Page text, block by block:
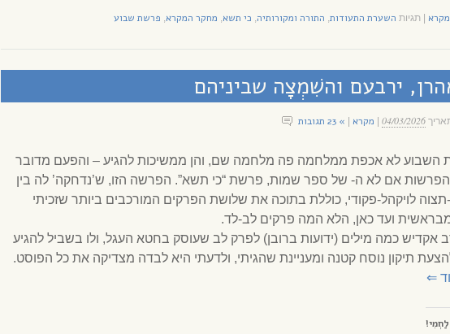
מקרא תגיות השערת התעודות, התורה ומקורותיה, כי תשא, מחקר המקרא, פרשת שבוע
ירבעם והשִׁמְצָה שביניהם
04/03/2026 מקרא » 23 תגובות
השבוע לא אכפת ממלחמה פה מלחמה שם, והן ממשיכות להגיע – והפעם מדובר
אם לא ה- של ספר שמות, פרשת “כי תשא”. הפרשה הזו, ש’נדחקה’ לה בין
לויקהל-פקודי, כוללת בתוכה את שלושת הפרקים המורכבים ביותר שזכיתי
ועד כאן, הלא המה פרקים לב-לד.
אקדיש כמה מילים (ידועות ברובן) לפרק לב שעוסק בחטא העגל, ולו בשביל להגיע
תיקון נוסח קטנה ומעניינת שהגיתי, ולדעתי היא לבדה מצדיקה את כל הפוסט.
⇐